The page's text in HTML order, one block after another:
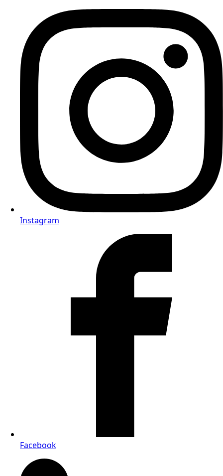
Instagram
Facebook